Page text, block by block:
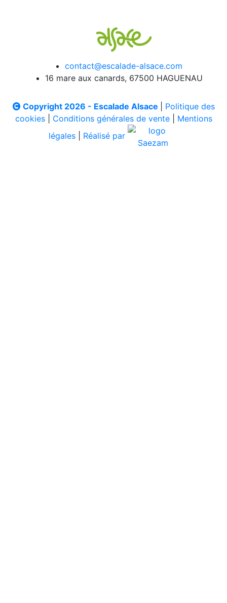
contact@escalade-alsace.com
16 mare aux canards, 67500 HAGUENAU
Copyright 2026 - Escalade Alsace
Politique des
cookies| Conditions générales de vente| Mentions
légales
Réalisé par